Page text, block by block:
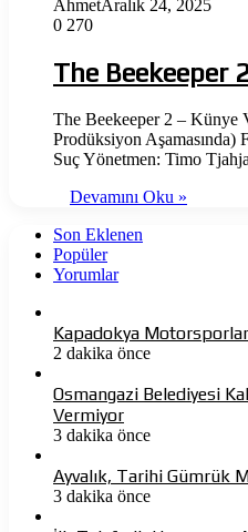
AhmetAralık 24, 2025
0 270
The Beekeeper
The Beekeeper 2 – Künye
Prodüksiyon
Suç Yönetmen: Timo
Devamını Oku »
Son Eklenen
Popüler
Yorumlar
Kapadokya
2 dakika önce
Osmangazi Belediyesi
Vermiyor
3 dakika önce
Ayvalık, Tarihi Gümrük
3 dakika önce